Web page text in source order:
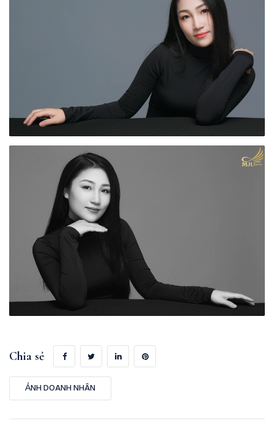
Chia sẻ
ẢNH DOANH NHÂN